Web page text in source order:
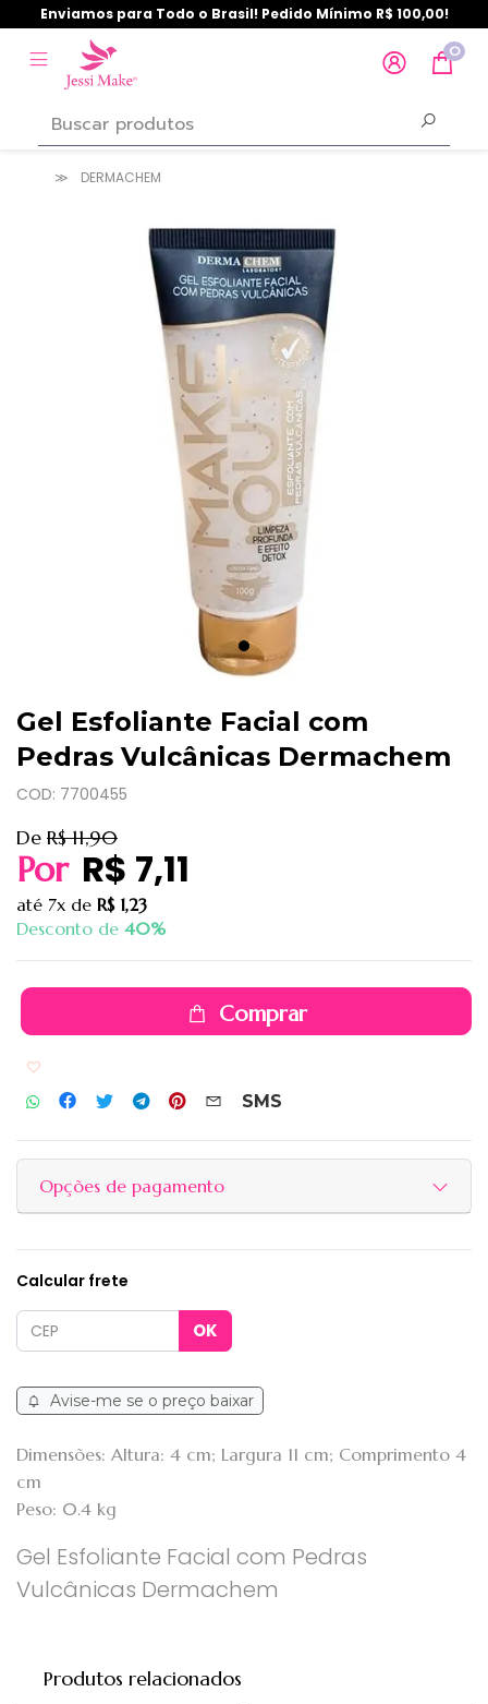
Enviamos para Todo o Brasil! Pedido Mínimo R$ 100,00!
0
DERMACHEM
Gel Esfoliante Facial com
Pedras Vulcânicas Dermachem
COD: 7700455
De R$ 11,90
Por R$ 7,11
até 7x de R$ 1,23
Desconto de 40%
Comprar
SMS
Opções de pagamento
Calcular frete
Avise-me se o preço baixar
Dimensões: Altura: 4 cm; Largura 11 cm; Comprimento 4
cm
Peso: 0.4 kg
Gel Esfoliante Facial com Pedras
Vulcânicas Dermachem
Produtos relacionados